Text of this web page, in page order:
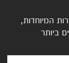
המיוחדות,
ביותר